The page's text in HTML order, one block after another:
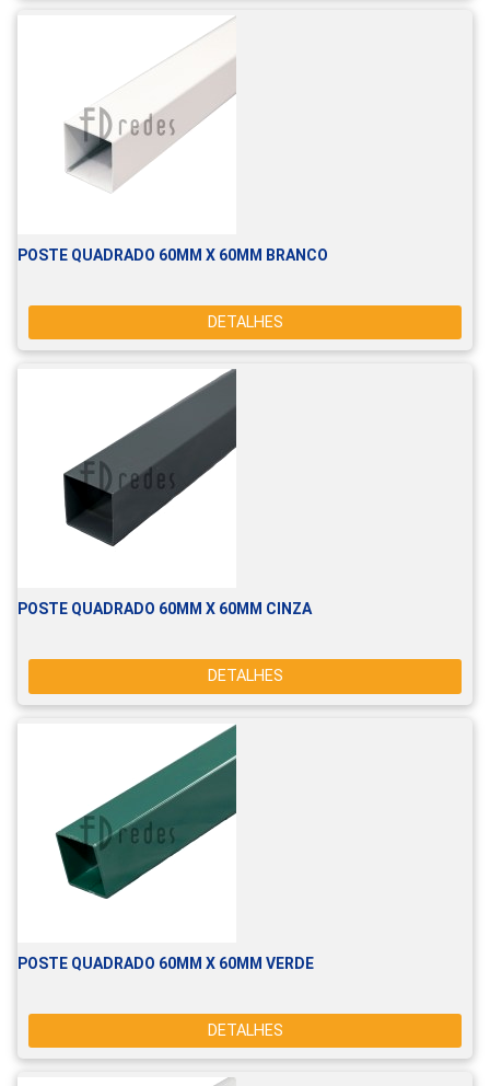
POSTE QUADRADO 60MM X 60MM BRANCO
DETALHES
POSTE QUADRADO 60MM X 60MM CINZA
DETALHES
POSTE QUADRADO 60MM X 60MM VERDE
DETALHES